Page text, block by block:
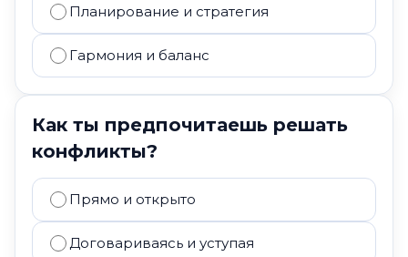
Планирование и стратегия
Гармония и баланс
Как ты предпочитаешь решать
конфликты?
Прямо и открыто
Договариваясь и уступая